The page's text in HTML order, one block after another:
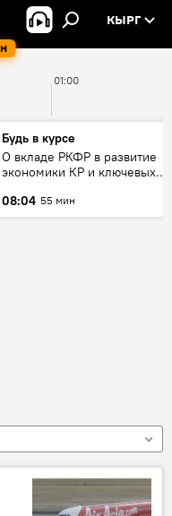
КЫРГ
01:00
Будь в курсе
О вкладе РКФР в развитие
экономики КР и ключевых
08:04 55 мин